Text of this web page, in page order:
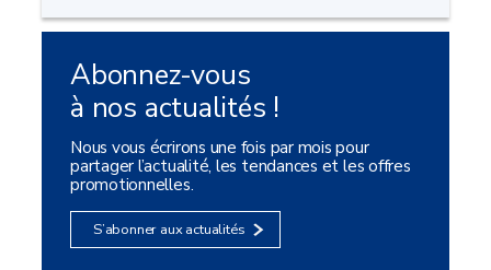
Abonnez-vous
à nos actualités !
Nous vous écrirons une fois par mois pour
partager l’actualité, les tendances et les offres
promotionnelles.
S’abonner aux actualités